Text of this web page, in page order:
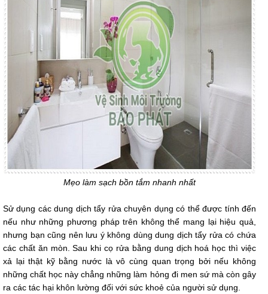
Mẹo làm sạch bồn tắm nhanh nhất
Sử dụng các dung dịch tẩy rửa chuyên dụng có thể được tính đến
nếu như những phương pháp trên không thể mang lại hiệu quả,
nhưng bạn cũng nên lưu ý không dùng dung dịch tẩy rửa có chứa
các chất ăn mòn. Sau khi cọ rửa bằng dung dịch hoá học thì việc
xả lại thật kỹ bằng nước là vô cùng quan trọng bởi nếu không
những chất học này chẳng những làm hỏng đi men sứ mà còn gây
ra các tác hại khôn lường đối với sức khoẻ của người sử dụng.